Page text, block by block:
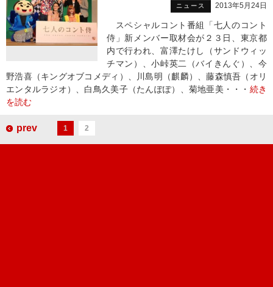
ニュース 2013年5月24日
スペシャルコント番組「七人のコント
侍」新メンバー取材会が２３日、東京都
内で行われ、富澤たけし（サンドウィッ
チマン）、小峠英二（バイきんぐ）、今
野浩喜（キングオブコメディ）、川島明（麒麟）、藤森慎吾（オリ
エンタルラジオ）、白鳥久美子（たんぽぽ）、菊地亜美・・・ 続き
を読む
prev 1 2